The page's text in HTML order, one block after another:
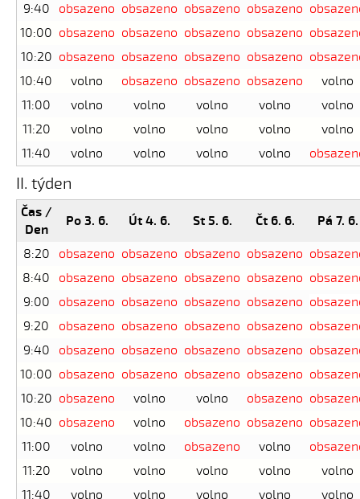
9:40
obsazeno obsazeno obsazeno obsazeno
10:00 obsazeno obsazeno obsazeno obsazeno
10:20 obsazeno obsazeno obsazeno obsazeno
10:40
volno obsazeno obsazeno obsazeno
volno
11:00
volno volno volno volno
volno
11:20
volno volno volno volno
volno
11:40
volno volno volno volno
II. týden
Čas /
Den
Po 3. 6. Út 4. 6. St 5. 6. Čt 6. 6. Pá 7. 6.
8:20 obsazeno obsazeno obsazeno obsazeno
8:40
obsazeno obsazeno obsazeno obsazeno
9:00
obsazeno obsazeno obsazeno obsazeno
9:20
obsazeno obsazeno obsazeno obsazeno
9:40
obsazeno obsazeno obsazeno obsazeno
10:00 obsazeno obsazeno obsazeno obsazeno
10:20 obsazeno volno volno obsazeno
10:40 obsazeno volno obsazeno obsazeno
11:00
volno volno obsazeno volno
11:20
volno volno volno volno
volno
11:40
volno volno volno volno volno